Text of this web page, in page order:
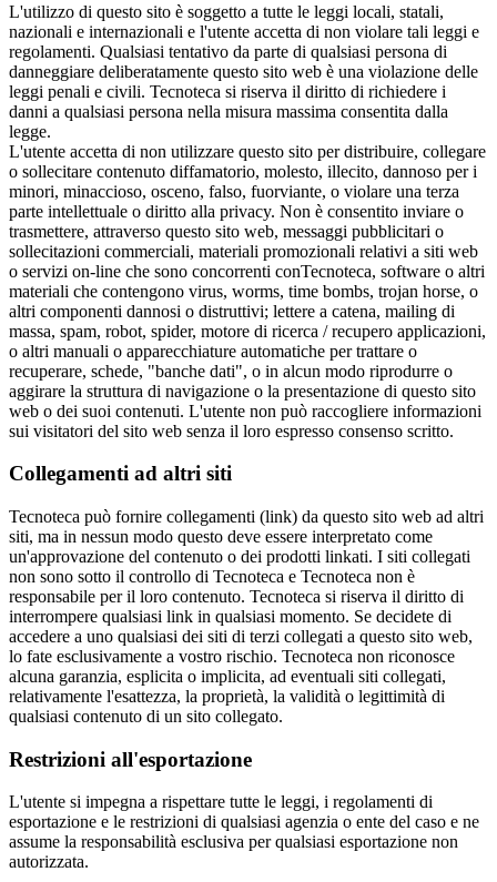
L'utilizzo di questo sito è soggetto a tutte le leggi locali, statali,
nazionali e internazionali e l'utente accetta di non violare tali leggi e
regolamenti. Qualsiasi tentativo da parte di qualsiasi persona di
danneggiare deliberatamente questo sito web è una violazione delle
leggi penali e civili. Tecnoteca si riserva il diritto di richiedere i
danni a qualsiasi persona nella misura massima consentita dalla
legge.
L'utente accetta di non utilizzare questo sito per distribuire, collegare
o sollecitare contenuto diffamatorio, molesto, illecito, dannoso per i
minori, minaccioso, osceno, falso, fuorviante, o violare una terza
parte intellettuale o diritto alla privacy. Non è consentito inviare o
trasmettere, attraverso questo sito web, messaggi pubblicitari o
sollecitazioni commerciali, materiali promozionali relativi a siti web
o servizi on-line che sono concorrenti conTecnoteca, software o altri
materiali che contengono virus, worms, time bombs, trojan horse, o
altri componenti dannosi o distruttivi; lettere a catena, mailing di
massa, spam, robot, spider, motore di ricerca / recupero applicazioni,
o altri manuali o apparecchiature automatiche per trattare o
recuperare, schede, "banche dati", o in alcun modo riprodurre o
aggirare la struttura di navigazione o la presentazione di questo sito
web o dei suoi contenuti. L'utente non può raccogliere informazioni
sui visitatori del sito web senza il loro espresso consenso scritto.
Collegamenti ad altri siti
Tecnoteca può fornire collegamenti (link) da questo sito web ad altri
siti, ma in nessun modo questo deve essere interpretato come
un'approvazione del contenuto o dei prodotti linkati. I siti collegati
non sono sotto il controllo di Tecnoteca e Tecnoteca non è
responsabile per il loro contenuto. Tecnoteca si riserva il diritto di
interrompere qualsiasi link in qualsiasi momento. Se decidete di
accedere a uno qualsiasi dei siti di terzi collegati a questo sito web,
lo fate esclusivamente a vostro rischio. Tecnoteca non riconosce
alcuna garanzia, esplicita o implicita, ad eventuali siti collegati,
relativamente l'esattezza, la proprietà, la validità o legittimità di
qualsiasi contenuto di un sito collegato.
Restrizioni all'esportazione
L'utente si impegna a rispettare tutte le leggi, i regolamenti di
esportazione e le restrizioni di qualsiasi agenzia o ente del caso e ne
assume la responsabilità esclusiva per qualsiasi esportazione non
autorizzata.